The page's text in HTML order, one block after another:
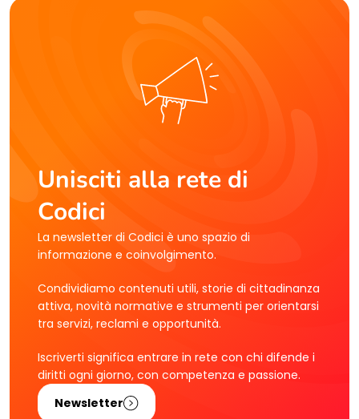
Unisciti alla rete di
Codici
La newsletter di Codici è uno spazio di
informazione e coinvolgimento.
Condividiamo contenuti utili, storie di cittadinanza
attiva, novità normative e strumenti per orientarsi
tra servizi, reclami e opportunità.
Iscriverti significa entrare in rete con chi difende i
diritti ogni giorno, con competenza e passione.
Newsletter